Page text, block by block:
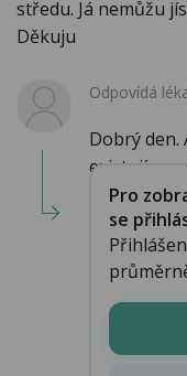
středu. Já nemůžu
Děkuju
Odpovídá
Dobrý den.
existují
Pro
se